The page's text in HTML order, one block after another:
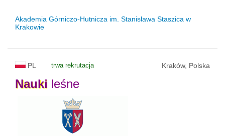
Akademia Górniczo-Hutnicza im. Stanisława Staszica w
Krakowie
PL trwa rekrutacja Kraków, Polska
Nauki leśne